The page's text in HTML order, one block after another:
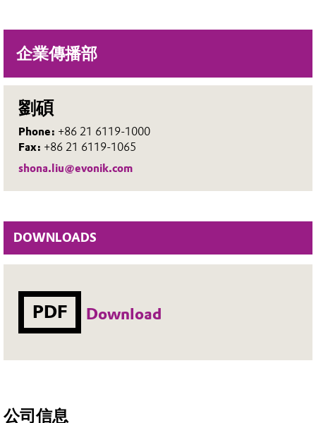
企業傳播部
劉碩
Phone: +86 21 6119-1000
Fax: +86 21 6119-1065
shona.liu@evonik.com
DOWNLOADS
PDF Download
公司信息